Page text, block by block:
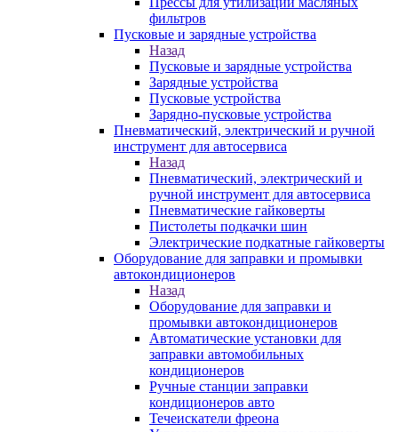
фильтров
Пусковые и зарядные устройства
Назад
Пусковые и зарядные устройства
Зарядные устройства
Пусковые устройства
Зарядно-пусковые устройства
Пневматический, электрический и ручной
инструмент для автосервиса
Назад
Пневматический, электрический и
ручной инструмент для автосервиса
Пневматические гайковерты
Пистолеты подкачки шин
Электрические подкатные гайковерты
Оборудование для заправки и промывки
автокондиционеров
Назад
Оборудование для заправки и
промывки автокондиционеров
Автоматические установки для
заправки автомобильных
кондиционеров
Ручные станции заправки
кондиционеров авто
Течеискатели фреона